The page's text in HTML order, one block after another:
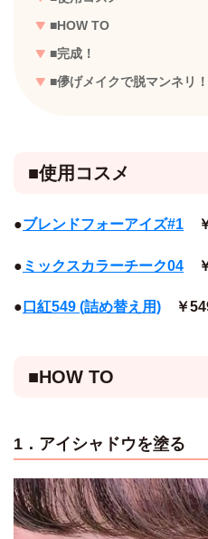
■HOW TO
■完成！
■儚げメイクで脱マンネリ！
■使用コスメ
●ブレンドフォーアイズ#1
● ミックスカラーチーク04
● 口紅549 (詰め替え用) ￥
■HOW TO
1．アイシャドウを塗る